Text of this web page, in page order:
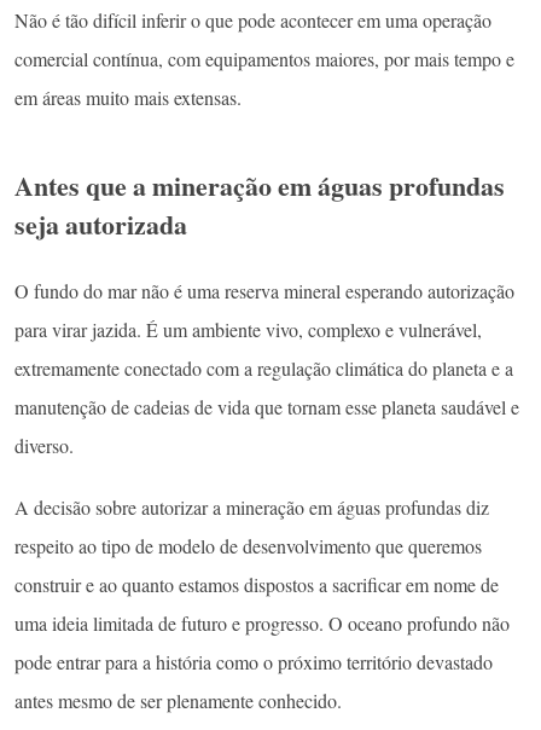
Não é tão difícil inferir o que pode acontecer em uma operação
comercial contínua, com equipamentos maiores, por mais tempo e
em áreas muito mais extensas.
Antes que a mineração em águas profundas
seja autorizada
O fundo do mar não é uma reserva mineral esperando autorização
para virar jazida. É um ambiente vivo, complexo e vulnerável,
extremamente conectado com a regulação climática do planeta e a
manutenção de cadeias de vida que tornam esse planeta saudável e
diverso.
A decisão sobre autorizar a mineração em águas profundas diz
respeito ao tipo de modelo de desenvolvimento que queremos
construir e ao quanto estamos dispostos a sacrificar em nome de
uma ideia limitada de futuro e progresso. O oceano profundo não
pode entrar para a história como o próximo território devastado
antes mesmo de ser plenamente conhecido.